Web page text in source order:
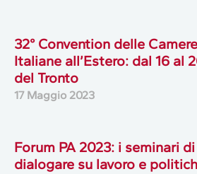
32° Convention delle
Italiane all’Estero: dal 16 al
del Tronto
17 Maggio 2023
Forum PA 2023: i seminari
dialogare su lavoro e